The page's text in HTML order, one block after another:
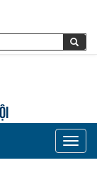
Toggle